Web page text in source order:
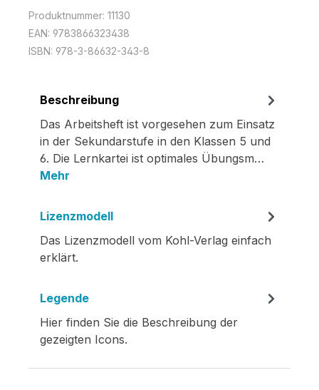
Produktnummer: 11130
EAN: 9783866323438
ISBN: 978-3-86632-343-8
Beschreibung
Das Arbeitsheft ist vorgesehen zum Einsatz
in der Sekundarstufe in den Klassen 5 und
6. Die Lernkartei ist optimales Übungsm…
Mehr
Lizenzmodell
Das Lizenzmodell vom Kohl-Verlag einfach
erklärt.
Legende
Hier finden Sie die Beschreibung der
gezeigten Icons.